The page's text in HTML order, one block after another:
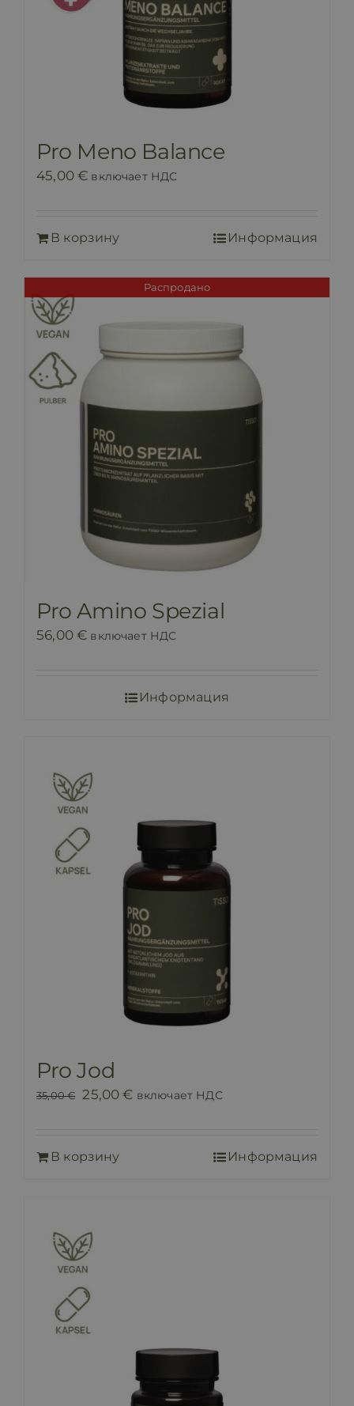
Pro Meno Balance
45,00€ включает НДС
В корзину Информация
Распродано
Pro Amino Spezial
56,00€ включает НДС
Информация
Pro Jod
35,00€ Первоначальная
35,00 €.
25,00€Текущая
включает НДС
В корзину Информация